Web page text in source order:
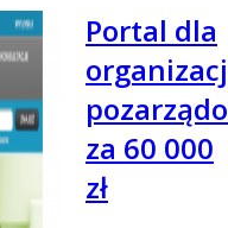
Portal dla
za 60 000
zł